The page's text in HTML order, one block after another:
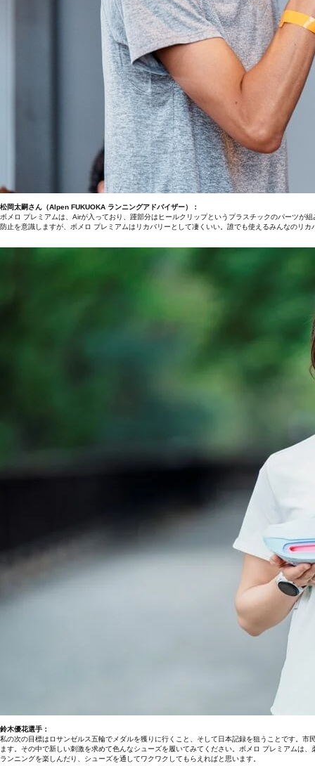
松岡太嗣さん（Alpen FUKUOKA ランニングアドバイザー）：
ボメロ プレミアムは、Airが入っており、踵部分はヒールクリップというプラスチックのパーツが
防止を意識しますが、ボメロ プレミアムはリカバリーとして凄くいい。誰でも使えるみんなのリカ
鈴木優花選手：
私の次の目標はロサンゼルス五輪でメダルを獲りに行くこと、そして日本記録を狙うことです。
ます。その中で新しい刺激を求めて色んなシューズを履いてみてください。ボメロ プレミアムは
ランニングを楽しんだり、シューズを通してワクワクしてもらえればと思います。